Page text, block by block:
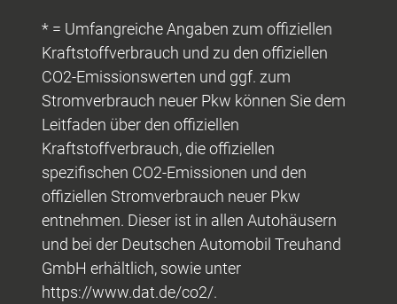
* = Umfangreiche Angaben zum offiziellen
Kraftstoffverbrauch und zu den offiziellen
CO2-Emissionswerten und ggf. zum
Stromverbrauch neuer Pkw können Sie dem
Leitfaden über den offiziellen
Kraftstoffverbrauch, die offiziellen
spezifischen CO2-Emissionen und den
offiziellen Stromverbrauch neuer Pkw
entnehmen. Dieser ist in allen Autohäusern
und bei der Deutschen Automobil Treuhand
GmbH erhältlich, sowie unter
https://www.dat.de/co2/.